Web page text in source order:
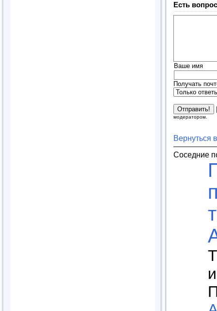
Есть
Ваше имя
Получать
модератором.
Вернуться
Соседние